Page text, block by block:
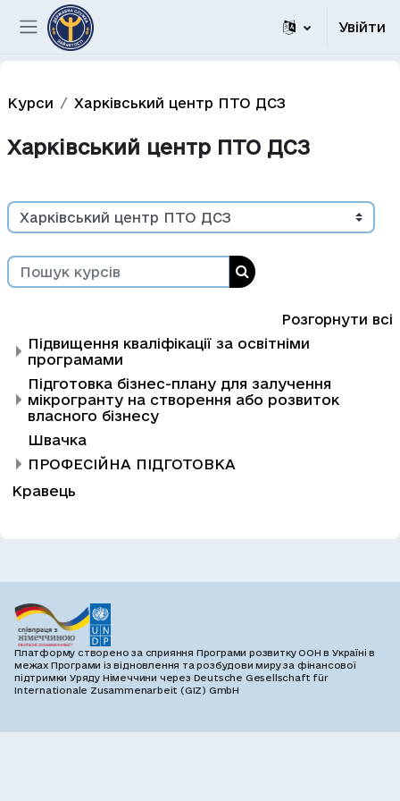
Перейти до головного вмісту
Бокова панель
Увійти
Курси Харківський центр ПТО ДСЗ
Харківський центр ПТО ДСЗ
Категорії курсів
Пошук курсів
Пошук курсів
Розгорнути всі
Підвищення кваліфікації за освітніми
програмами
Підготовка бізнес-плану для залучення
мікрогранту на створення або розвиток
власного бізнесу
Швачка
ПРОФЕСІЙНА ПІДГОТОВКА
Кравець
Платформу створено за сприяння Програми розвитку ООН в Україні в
межах Програми із відновлення та розбудови миру за фінансової
підтримки Уряду Німеччини через Deutsche Gesellschaft für
Internationale Zusammenarbeit (GIZ) GmbH